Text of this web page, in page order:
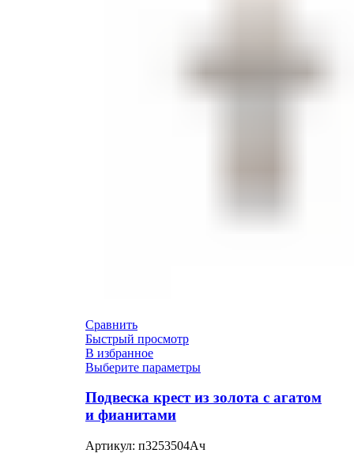
Сравнить
Быстрый просмотр
В избранное
Выберите параметры
Подвеска крест из золота с агатом
и фианитами
Артикул: п3253504Ач